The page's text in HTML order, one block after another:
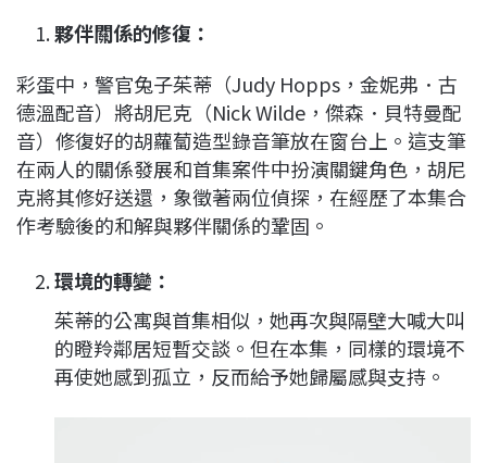
夥伴關係的修復：
彩蛋中，警官兔子茱蒂（Judy Hopps，金妮弗．古
德溫配音）將胡尼克（Nick Wilde，傑森．貝特曼配
音）修復好的胡蘿蔔造型錄音筆放在窗台上。這支筆
在兩人的關係發展和首集案件中扮演關鍵角色，胡尼
克將其修好送還，象徵著兩位偵探，在經歷了本集合
作考驗後的和解與夥伴關係的鞏固。
環境的轉變：
茱蒂的公寓與首集相似，她再次與隔壁大喊大叫
的瞪羚鄰居短暫交談。但在本集，同樣的環境不
再使她感到孤立，反而給予她歸屬感與支持。